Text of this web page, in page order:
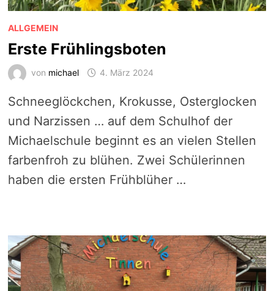
ALLGEMEIN
Erste Frühlingsboten
von michael 4. März 2024
Schneeglöckchen, Krokusse, Osterglocken
und Narzissen … auf dem Schulhof der
Michaelschule beginnt es an vielen Stellen
farbenfroh zu blühen. Zwei Schülerinnen
haben die ersten Frühblüher …